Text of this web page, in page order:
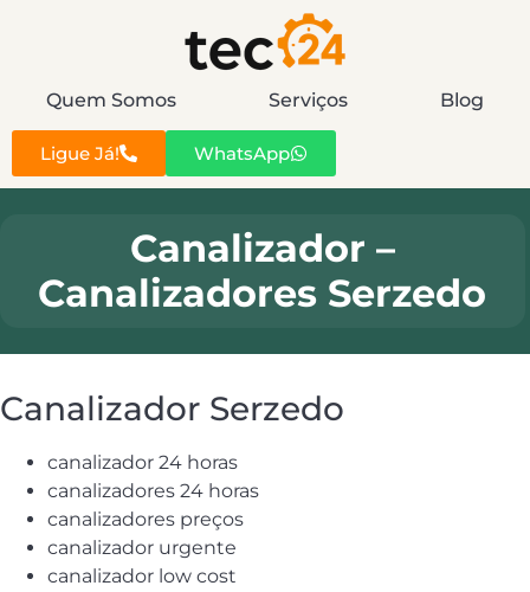
Quem Somos Serviços Blog
Ligue Já! WhatsApp
Canalizador –
Canalizadores Serzedo
Canalizador Serzedo
canalizador 24 horas
canalizadores 24 horas
canalizadores preços
canalizador urgente
canalizador low cost